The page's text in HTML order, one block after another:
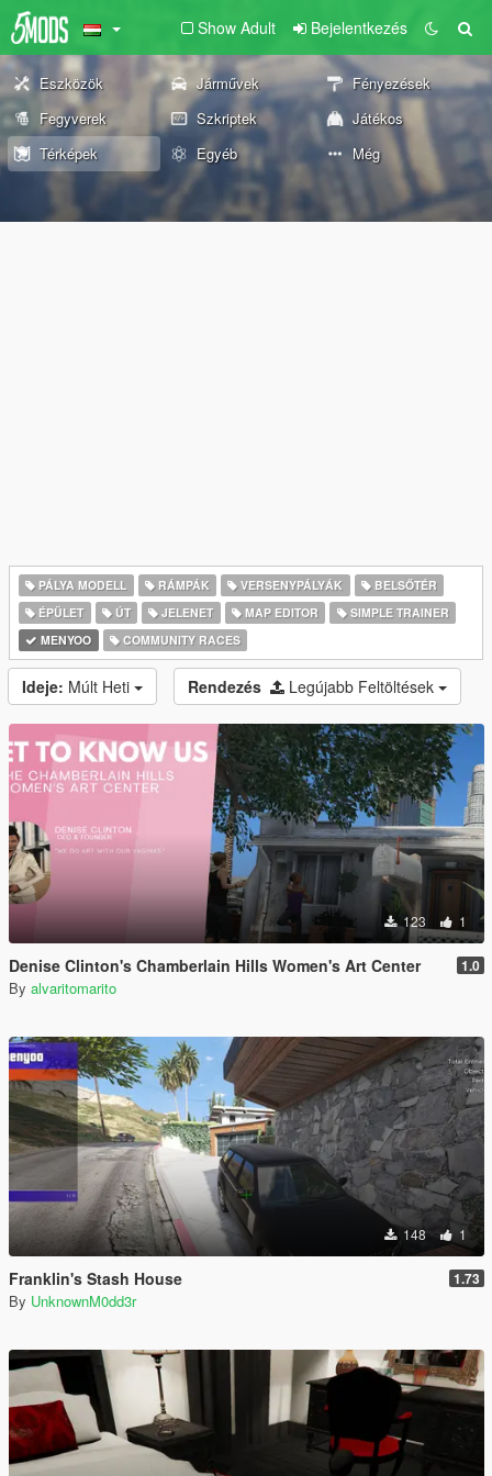
Show Adult Bejelentkezés
Eszközök Járművek
Fényezések
Fegyverek
Szkriptek
Játékos
Térképek
Egyéb Még
PÁLYA MODELL RÁMPÁK VERSENYPÁLYÁK
BELSŐTÉR
ÉPÜLET
ÚT JELENET MAP EDITOR
SIMPLE TRAINER
MENYOO
COMMUNITY RACES
Ideje: Múlt Heti Rendezés Legújabb Feltöltések
123 1
Denise Clinton's Chamberlain Hills Women's Art Center 1.0
By alvaritomarito
148 1
Franklin's Stash House 1.73
By UnknownM0dd3r